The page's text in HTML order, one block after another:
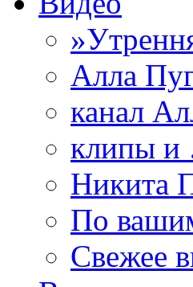
Алла
канал
клипы
Никита
По
Свежее